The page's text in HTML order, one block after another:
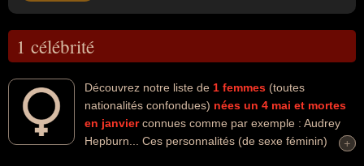
1 célébrité
Découvrez notre liste de 1 femmes (toutes
nationalités confondues) nées un 4 mai et mortes
en janvierconnues comme par exemple : Audrey
Hepburn... Ces personnalités (de sexe féminin)
+
+